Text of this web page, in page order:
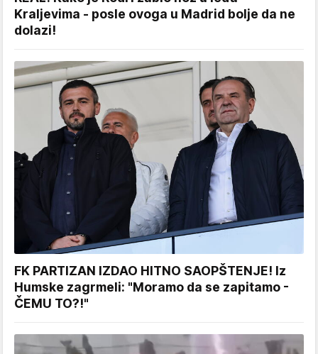
Kraljevima - posle ovoga u Madrid bolje da ne
dolazi!
FK PARTIZAN IZDAO HITNO SAOPŠTENJE! Iz
Humske zagrmeli: "Moramo da se zapitamo -
ČEMU TO?!"